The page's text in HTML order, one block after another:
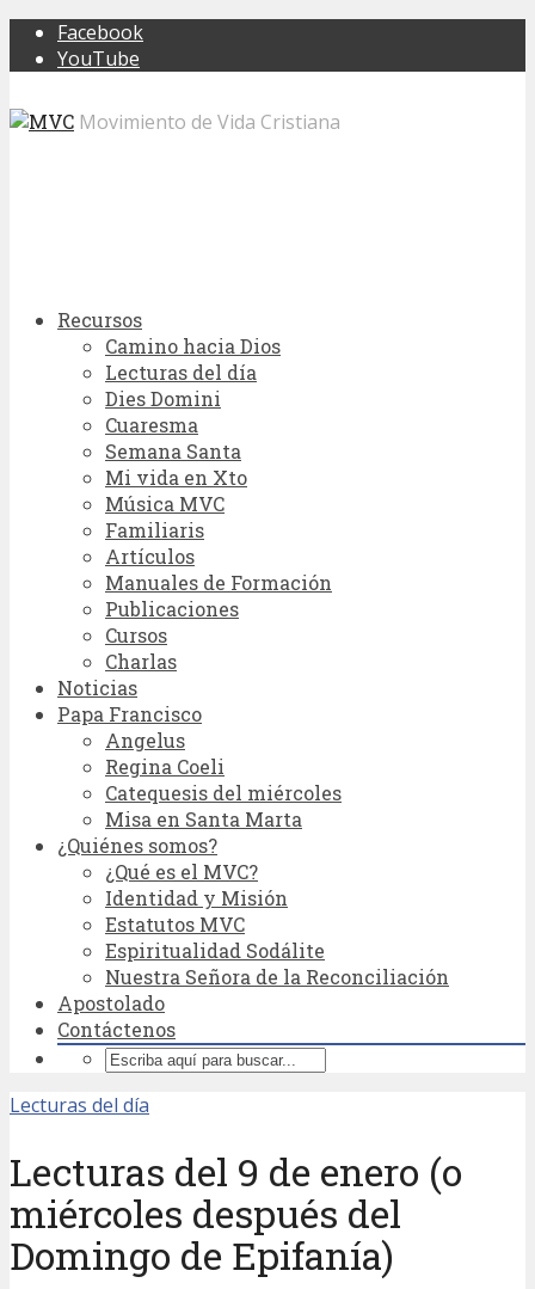
Facebook
YouTube
Movimiento de Vida Cristiana
Recursos
Camino hacia Dios
Lecturas del día
Dies Domini
Cuaresma
Semana Santa
Mi vida en Xto
Música MVC
Familiaris
Artículos
Manuales de Formación
Publicaciones
Cursos
Charlas
Noticias
Papa Francisco
Angelus
Regina Coeli
Catequesis del miércoles
Misa en Santa Marta
¿Quiénes somos?
¿Qué es el MVC?
Identidad y Misión
Estatutos MVC
Espiritualidad Sodálite
Nuestra Señora de la Reconciliación
Apostolado
Contáctenos
Lecturas del día
Lecturas del 9 de enero (o
miércoles después del
Domingo de Epifanía)